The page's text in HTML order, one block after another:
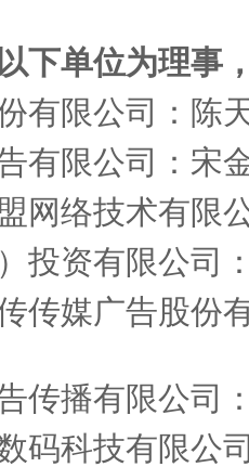
下单位为理事
有限公司：陈
有限公司：宋
网络技术有限
投资有限公司
传媒广告股份
传播有限公司
码科技有限公